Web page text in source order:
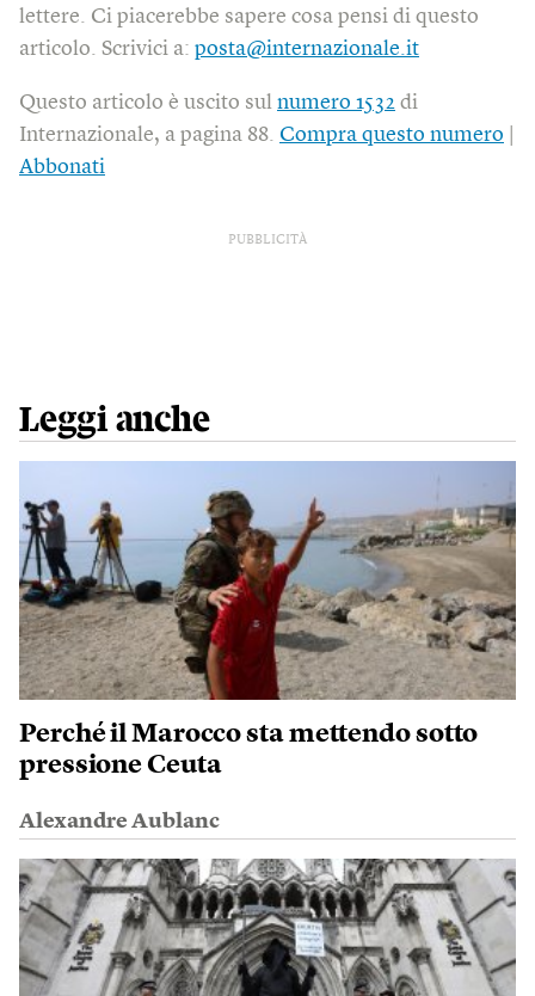
lettere. Ci piacerebbe sapere cosa pensi di questo
articolo. Scrivici a: posta@internazionale.it
Questo articolo è uscito sul numero 1532 di
Internazionale, a pagina 88. Compra questo numero
Abbonati
PUBBLICITÀ
Leggi anche
Perché il Marocco sta mettendo sotto
pressione Ceuta
Alexandre Aublanc